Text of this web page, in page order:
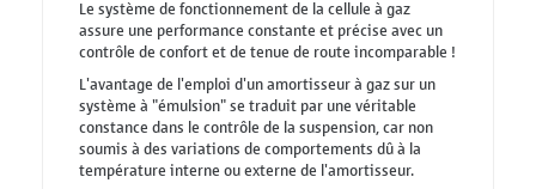
Le système de fonctionnement de la cellule à gaz
assure une performance constante et précise avec un
contrôle de confort et de tenue de route incomparable !
L'avantage de l'emploi d'un amortisseur à gaz sur un
système à "émulsion" se traduit par une véritable
constance dans le contrôle de la suspension, car non
soumis à des variations de comportements dû à la
température interne ou externe de l'amortisseur.